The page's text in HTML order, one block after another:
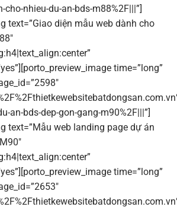
cho-nhieu-du-an-bds-m88%2F|||”]
text=”Giao diện mẫu web dành cho
time=”long”
an-bds-dep-gon-gang-m90%2F|||”]
text=”Mẫu web landing page dự án
time=”long”